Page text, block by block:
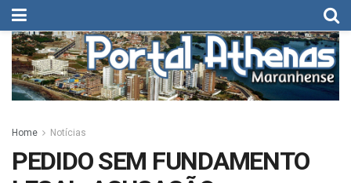
Home Notícias
PEDIDO SEM FUNDAMENTO